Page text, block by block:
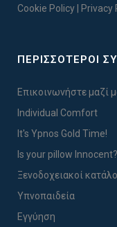
Cookie Policy Privacy
ΠΕΡΙΣΣΟΤΕΡΟΙ
Επικοινωνήστε μαζί
Individual Comfort
It's Ypnos Gold Time!
Is your pillow Innocent?
Ξενοδοχειακοί
Υπνοπαιδεία
Εγγύηση